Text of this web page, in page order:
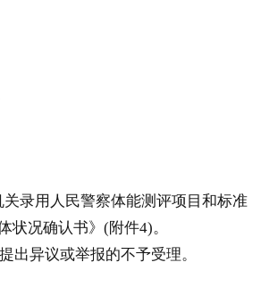
录用人民警察体能测评项目和标准
况确认书》(附件4)。
异议或举报的不予受理。